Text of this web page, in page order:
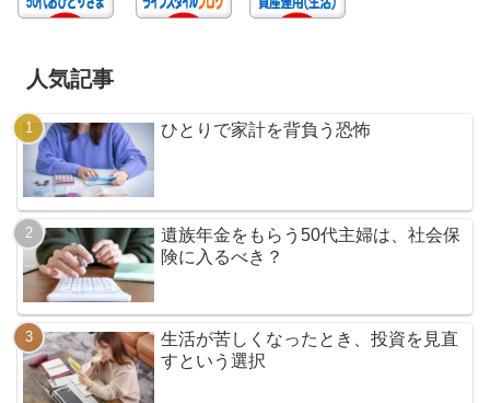
人気記事
ひとりで家計を背負う恐怖
遺族年金をもらう50代主婦は、社会保
険に入るべき？
生活が苦しくなったとき、投資を見直
すという選択